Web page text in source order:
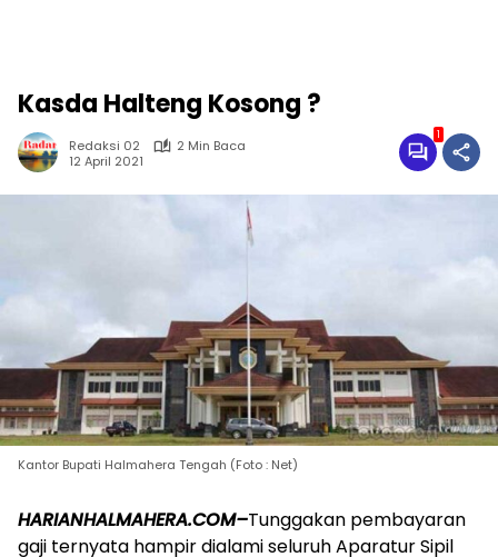
Kasda Halteng Kosong ?
Redaksi 02
2 Min Baca
12 April 2021
1
Kantor Bupati Halmahera Tengah (Foto : Net)
HARIANHALMAHERA.COM–Tunggakan pembayaran
gaji ternyata hampir dialami seluruh Aparatur Sipil